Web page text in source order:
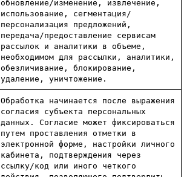
обновление/изменение, извлечение,
использование, сегментация/
персонализация предложений,
передача/предоставление сервисам
рассылок и аналитики в объеме,
необходимом для рассылки, аналитики,
обезличивание, блокирование,
удаление, уничтожение.
Обработка начинается после выражения
согласия субъекта персональных
данных. Согласие может фиксироваться
путем проставления отметки в
электронной форме, настройки личного
кабинета, подтверждения через
ссылку/код или иного четкого